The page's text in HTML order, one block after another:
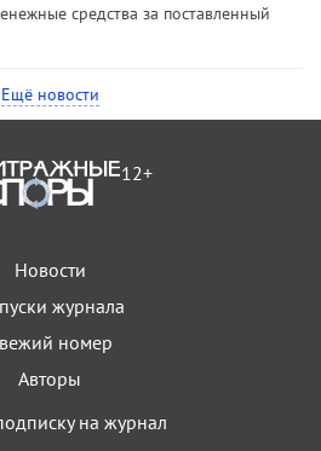
средства за поставленный
Ещё новости
12+
Новости
журнала
номер
Авторы
на журнал